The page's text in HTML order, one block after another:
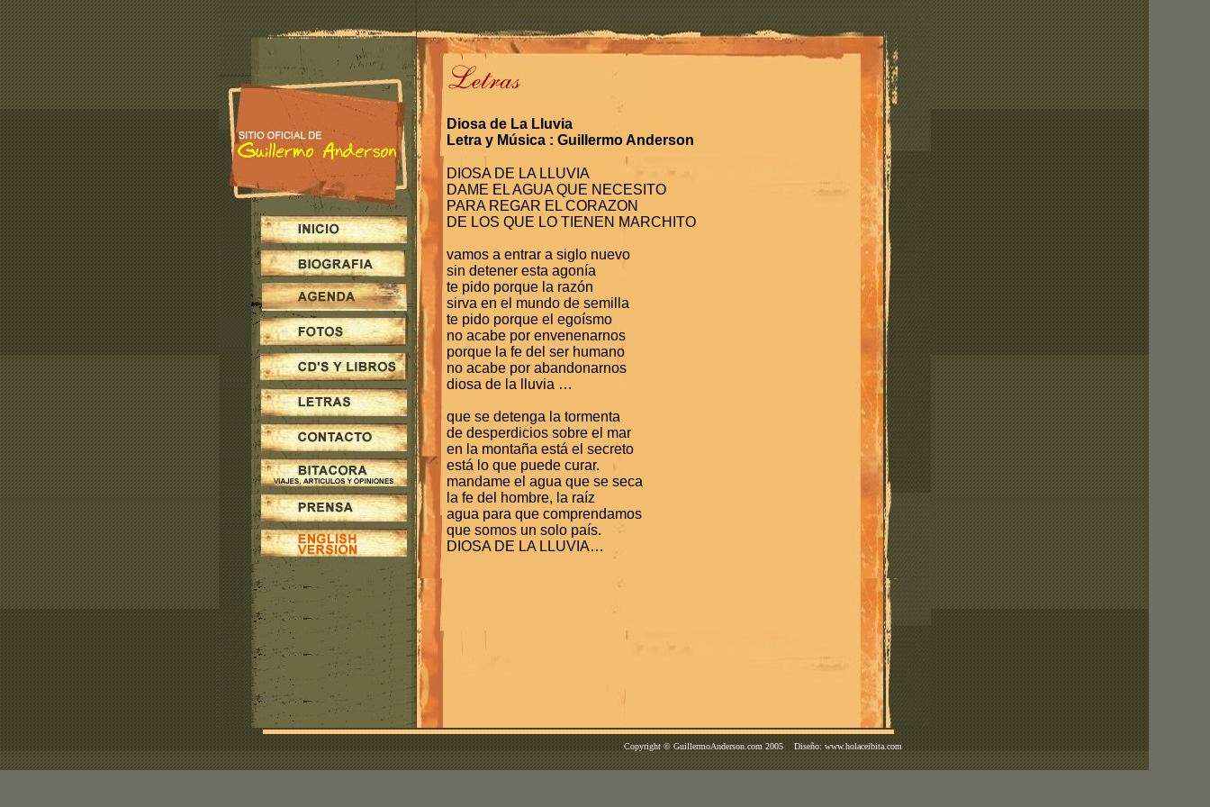
Diosa de La Lluvia
Letra y Música : Guillermo Anderson
DIOSA DE LA LLUVIA
DAME EL AGUA QUE NECESITO
PARA REGAR EL CORAZON
DE LOS QUE LO TIENEN MARCHITO
vamos a entrar a siglo nuevo
sin detener esta agonía
te pido porque la razón
sirva en el mundo de semilla
te pido porque el egoísmo
no acabe por envenenarnos
porque la fe del ser humano
no acabe por abandonarnos
diosa de la lluvia …
que se detenga la tormenta
de desperdicios sobre el mar
en la montaña está el secreto
está lo que puede curar.
mandame el agua que se seca
la fe del hombre, la raíz
agua para que comprendamos
que somos un solo país.
DIOSA DE LA LLUVIA…
Copyright © GuillermoAnderson.com 2005 Diseño: www.holaceibita.com